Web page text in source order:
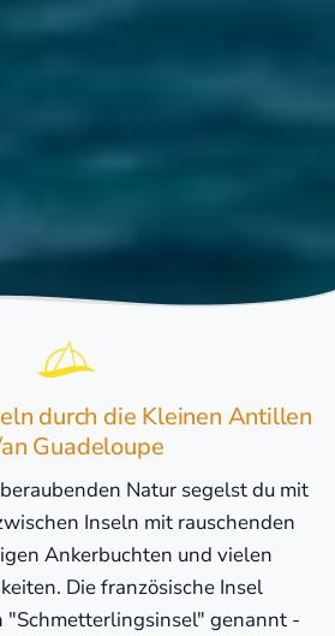
durch die Kleinen Antillen
Guadeloupe
Natur segelst du mit
Inseln mit rauschenden
Ankerbuchten und vielen
Die französische Insel
"Schmetterlingsinsel" genannt -